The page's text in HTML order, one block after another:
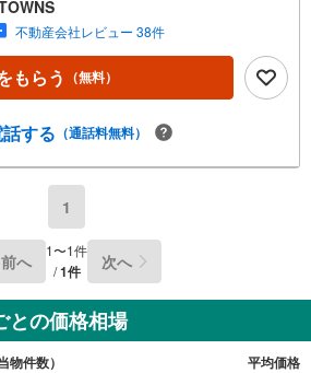
が高い地域です。傾斜地よりも工事費をダ
のが平坦地です。【年中無休/9:00～21:0
特にお問い合わせが集中するため、お早めに
「室内・現地を見学する」ボタンよりご予
○住宅ローンのご相談○ライフプランのシミ
身になってお客様に合った物件をご紹介さ
い合わせ下さい♪駐車場もございますの
越しも大歓迎です！
不動産会社レビュー 38件
もらう （無料）
する （通話料無料）
1
前へ 1〜1件
/1件 次へ
との価格相場
物件数） 平均価格